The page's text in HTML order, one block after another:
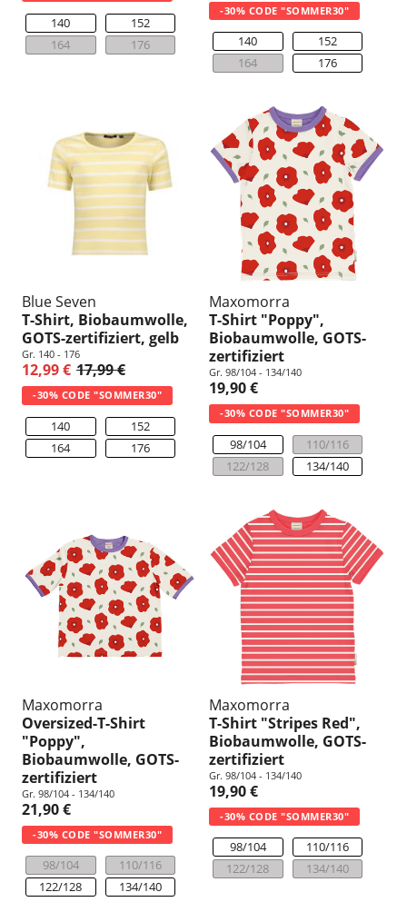
140
152
164
176
-30% CODE "SOMMER30"
140
152
164
176
Blue Seven
T-Shirt, Biobaumwolle,
GOTS-zertifiziert, gelb
Gr. 140 - 176
12,99 € 17,99 €
-30% CODE "SOMMER30"
140
152
164
176
Maxomorra
T-Shirt "Poppy",
Biobaumwolle, GOTS-
zertifiziert
Gr. 98/104 - 134/140
19,90 €
-30% CODE "SOMMER30"
98/104
110/116
122/128
134/140
Maxomorra
Oversized-T-Shirt
"Poppy",
Biobaumwolle, GOTS-
zertifiziert
Gr. 98/104 - 134/140
21,90 €
-30% CODE "SOMMER30"
98/104
110/116
122/128
134/140
Maxomorra
T-Shirt "Stripes Red",
Biobaumwolle, GOTS-
zertifiziert
Gr. 98/104 - 134/140
19,90 €
-30% CODE "SOMMER30"
98/104
110/116
122/128
134/140